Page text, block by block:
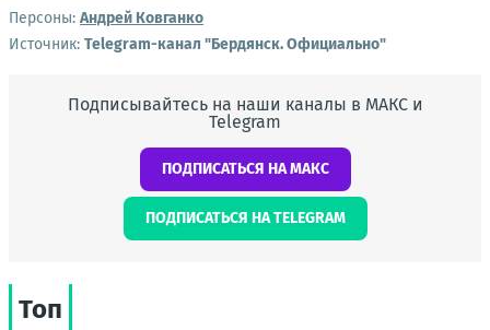
Персоны: Андрей Ковганко
Источник: Telegram-канал "Бердянск. Официально"
Подписывайтесь на наши каналы в МАКС и
Telegram
ПОДПИСАТЬСЯ НА МАКС
ПОДПИСАТЬСЯ НА TELEGRAM
Топ